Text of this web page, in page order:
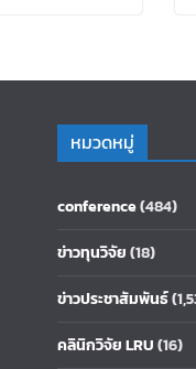
หมวดหมู่
conference(484)
ข่าวทุนวิจัย(18)
ข่าวประชาสัมพันธ์
คลินิกวิจัย LRU(16)